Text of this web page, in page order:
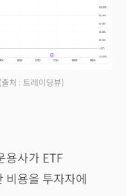
(출처 : 트레이딩뷰)
용사가 ETF
비용을 투자자에